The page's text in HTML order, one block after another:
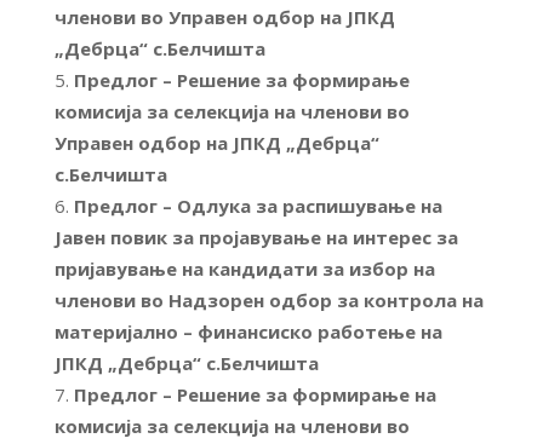
членови во Управен одбор на ЈПКД
„Дебрца“ с.Белчишта
Предлог – Решение за формирање
комисија за селекција на членови во
Управен одбор на ЈПКД „Дебрца“
с.Белчишта
Предлог – Одлука за распишување на
Јавен повик за пројавување на интерес за
пријавување на кандидати за избор на
членови во Надзорен одбор за контрола на
материјално – финансиско работење на
ЈПКД „Дебрца“ с.Белчишта
Предлог – Решение за формирање на
комисија за селекција на членови во